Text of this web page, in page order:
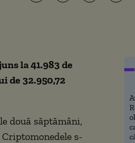
la 41.983 de
de 32.950,72
două săptămâni,
s-